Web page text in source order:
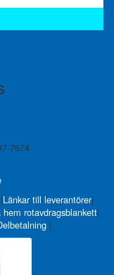
7674
|Länkar till leverantörer|
hem rotavdragsblankett|
|